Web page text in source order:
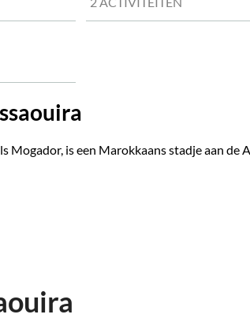
Mogador, is een Marokkaans stadje aan